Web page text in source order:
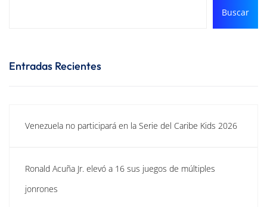
Buscar
Entradas Recientes
Venezuela no participará en la Serie del Caribe Kids 2026
Ronald Acuña Jr. elevó a 16 sus juegos de múltiples
jonrones